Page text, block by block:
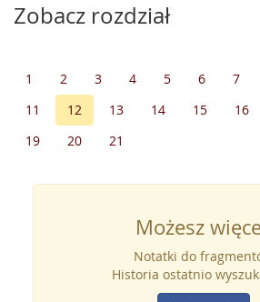
Zobacz rozdział
1 2 3 4 5 6 7
11
12 13 14 15 16
19
20 21
Możesz
Notatki do
Historia ostatnio